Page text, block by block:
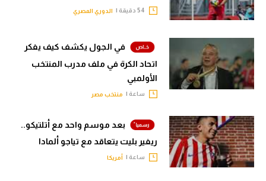
الدوري المصري
في الجول يكشف كيف يفكر
اتحاد الكرة في ملف مدرب المنتخب
الأولمبي
ساعة | منتخب مصر
بعد موسم واحد مع أتلتيكو..
ريفير بليت يتعاقد مع تياجو ألمادا
ساعة | أمريكا